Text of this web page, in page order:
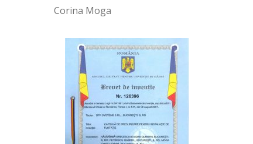
Corina Moga